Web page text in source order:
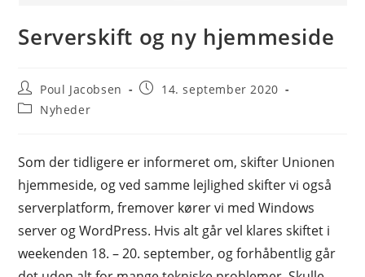
Serverskift og ny hjemmeside
Post
author:
Poul Jacobsen
Post14. september 2020
PostNyheder
Som der tidligere er informeret om, skifter Unionen
hjemmeside, og ved samme lejlighed skifter vi også
serverplatform, fremover kører vi med Windows
server og WordPress. Hvis alt går vel klares skiftet i
weekenden 18. – 20. september, og forhåbentlig går